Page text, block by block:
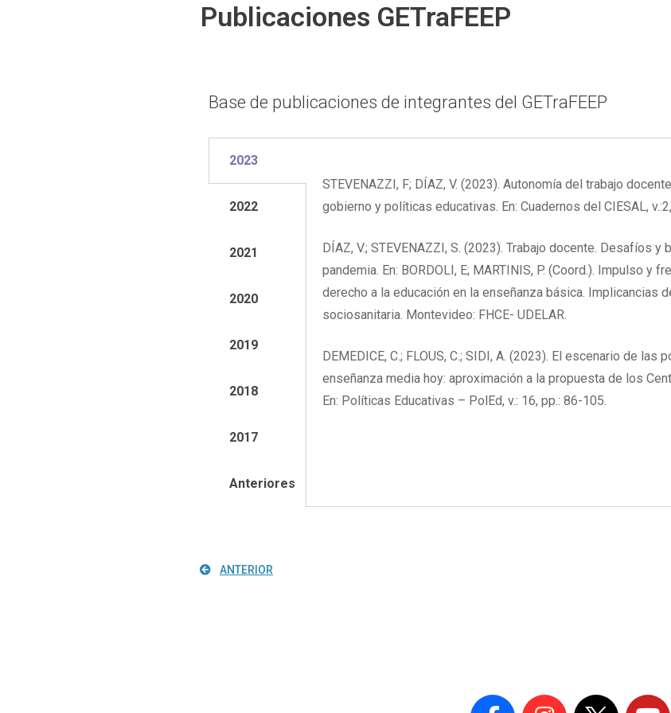
Publicaciones GETraFEEP
Base de publicaciones de integrantes del GETraFEEP
2023
2022
2021
2020
2019
2018
2017
Anteriores
STEVENAZZI, F; DÍAZ, V. (2023). Autonomía del trabajo
gobierno y políticas educativas. En: Cuadernos del CIESAL,
DÍAZ, V.; STEVENAZZI, S. (2023). Trabajo docente. Desafíos
pandemia. En: BORDOLI, E; MARTINIS, P. (Coord.). Impulso y
derecho a la educación en la enseñanza básica. Implicancias
sociosanitaria. Montevideo: FHCE- UDELAR.
DEMEDICE, C.; FLOUS, C.; SIDI, A. (2023). El escenario de las
enseñanza media hoy: aproximación a la propuesta de los
En: Políticas Educativas – PolEd, v.: 16, pp.: 86-105.
ANTERIOR